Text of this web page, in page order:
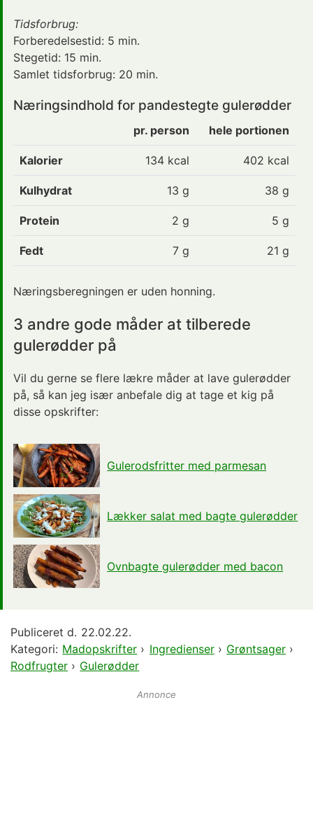
Tidsforbrug:
Forberedelsestid: 5 min.
Stegetid: 15 min.
Samlet tidsforbrug: 20 min.
Næringsindhold for pandestegte gulerødder
pr. person hele portionen
Kalorier 134 kcal 402 kcal
Kulhydrat 13 g 38 g
Protein 2 g 5 g
Fedt 7 g 21 g
Næringsberegningen er uden honning.
3 andre gode måder at tilberede
gulerødder på
Vil du gerne se flere lækre måder at lave gulerødder
på, så kan jeg især anbefale dig at tage et kig på
disse opskrifter:
Gulerodsfritter med parmesan
Lækker salat med bagte gulerødder
Ovnbagte gulerødder med bacon
Publiceret d. 22.02.22.
Kategori: Madopskrifter › Ingredienser› Grøntsager ›
Rodfrugter › Gulerødder
Annonce